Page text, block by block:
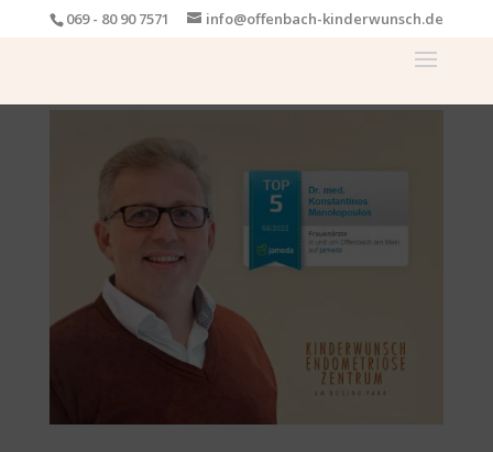
069 - 80 90 7571 info@offenbach-kinderwunsch.de